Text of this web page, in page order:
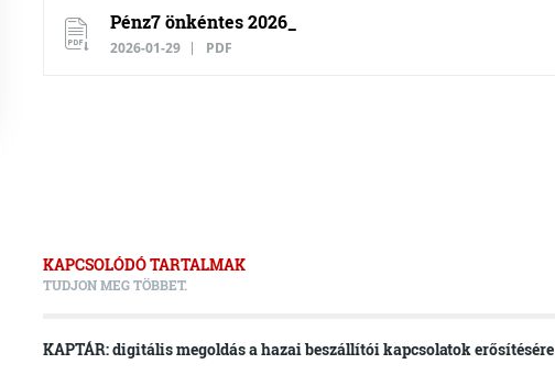
Pénz7 önkéntes 2026_
2026-01-29 PDF
KAPCSOLÓDÓ TARTALMAK
TUDJON MEG TÖBBET.
KAPTÁR: digitális megoldás a hazai beszállítói kapcsolatok erősítésére